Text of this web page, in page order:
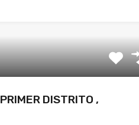
DISTRITO ,